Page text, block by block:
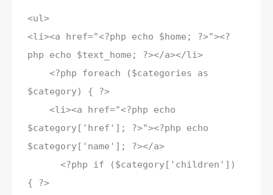
<ul>
<li><a href="<?php echo $home; ?>"><?
php echo $text_home; ?></a></li>
<?php foreach ($categories as
$category) { ?>
<li><a href="<?php echo
$category['href']; ?>"><?php echo
$category['name']; ?></a>
<?php if ($category['children'])
{ ?>